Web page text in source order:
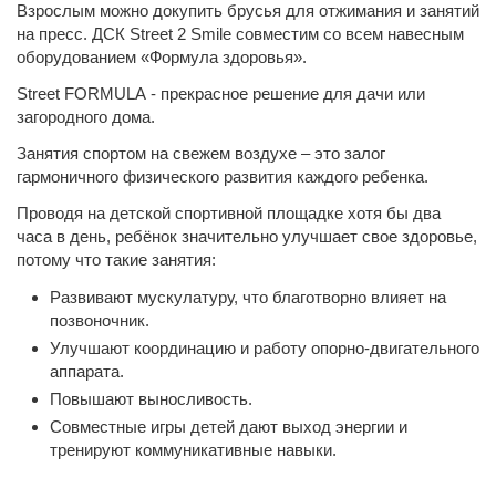
Взрослым можно докупить брусья для отжимания и занятий
на пресс. ДСК Street 2 Smile совместим со всем навесным
оборудованием «Формула здоровья».
Street FORMULA - прекрасное решение для дачи или
загородного дома.
Занятия спортом на свежем воздухе – это залог
гармоничного физического развития каждого ребенка.
Проводя на детской спортивной площадке хотя бы два
часа в день, ребёнок значительно улучшает свое здоровье,
потому что такие занятия:
Развивают мускулатуру, что благотворно влияет на
позвоночник.
Улучшают координацию и работу опорно-двигательного
аппарата.
Повышают выносливость.
Совместные игры детей дают выход энергии и
тренируют коммуникативные навыки.